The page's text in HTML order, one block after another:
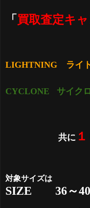
「買取査定キ
LIGHTNING
CYCLONE サイク
共に
対象サイズは
SIZE 36～40